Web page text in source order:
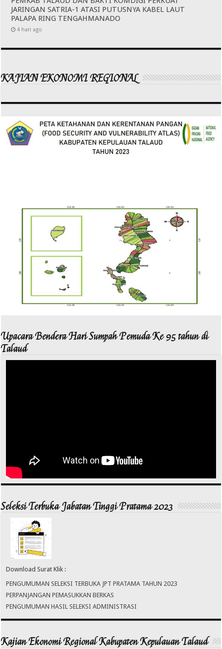
JARINGAN SATRIA-1 ATASI PUTUSNYA KABEL LAUT
PALAPA RING TENGAHMANADO
4 hari ago
KAJIAN EKONOMI REGIONAL
Upacara Bendera Hari Sumpah Pemuda Ke 95 tahun di
Talaud
Seleksi Terbuka Jabatan Tinggi Pratama 2023
Download Surat Klik :
PENGUMUMAN SELEKSI TERBUKA JPT PRATAMA TAHUN 2023
PERPANJANGAN PEMASUKKAN BERKAS
PENGUMUMAN HASIL SELEKSI ADMINISTRASI
Kajian Ekonomi Regional Kabupaten Kepulauan Talaud